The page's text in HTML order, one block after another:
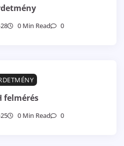
0 Min Read 0
felmérés
0 Min Read 0